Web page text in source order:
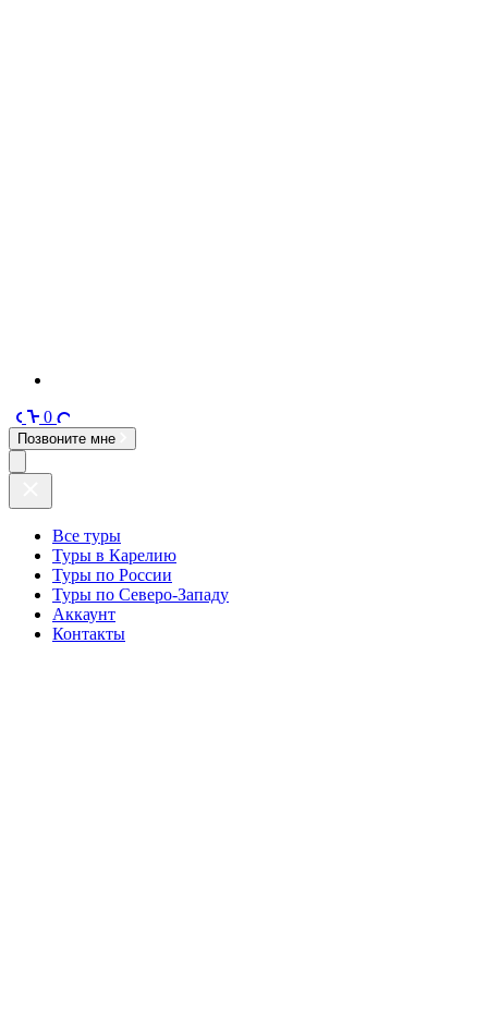
0
Позвоните мне
Все туры
Туры в Карелию
Туры по России
Туры по Северо-Западу
Аккаунт
Контакты